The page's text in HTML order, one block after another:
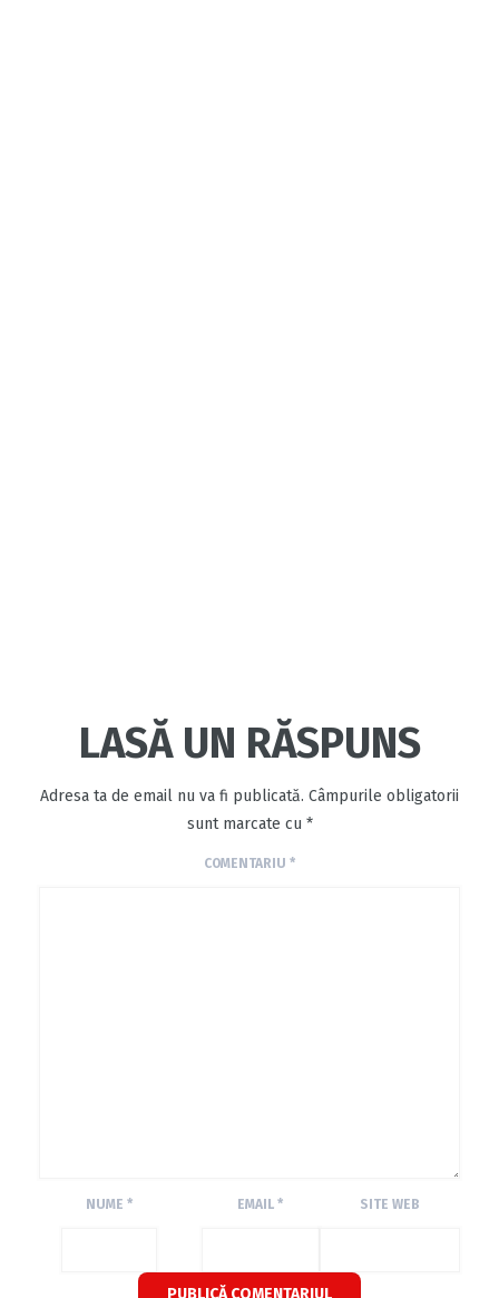
LASĂ UN RĂSPUNS
Adresa ta de email nu va fi publicată. Câmpurile obligatorii
sunt marcate cu *
COMENTARIU *
NUME * EMAIL* SITE WEB